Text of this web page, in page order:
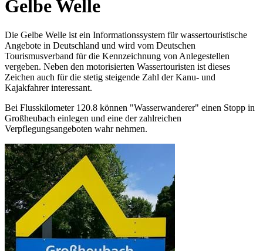
Gelbe Welle
Die Gelbe Welle ist ein Informationssystem für wassertouristische
Angebote in Deutschland und wird vom Deutschen
Tourismusverband für die Kennzeichnung von Anlegestellen
vergeben. Neben den motorisierten Wassertouristen ist dieses
Zeichen auch für die stetig steigende Zahl der Kanu- und
Kajakfahrer interessant.
Bei Flusskilometer 120.8 können "Wasserwanderer" einen Stopp in
Großheubach einlegen und eine der zahlreichen
Verpflegungsangeboten wahr nehmen.